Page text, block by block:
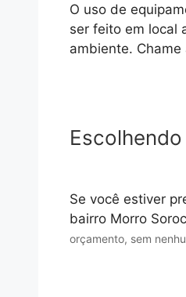
O uso de
ser feito em local
ambiente.
Se você estiver
bairro Morro
orçamento, sem